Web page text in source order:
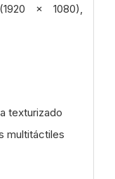
x 1080),
texturizado
multitáctiles